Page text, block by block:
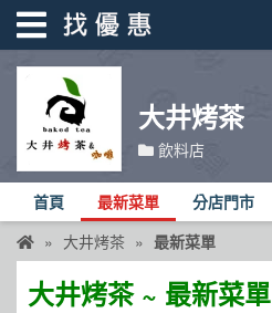
大井烤茶
飲料店
首頁 最新菜單 分店門市
大井烤茶 最新菜單
大井烤茶 ~ 最新菜單
找優惠
優惠活動
折價卷
線上DM